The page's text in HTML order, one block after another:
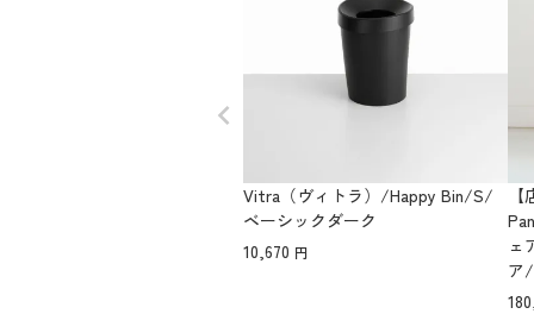
Vitra（ヴィトラ）/Happy Bin/S/
ベーシックダーク
10,670
ェ
ア